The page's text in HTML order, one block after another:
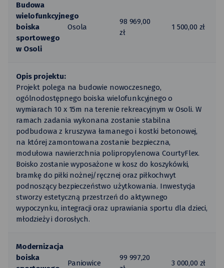
Budowa
wielofunkcyjnego
boiska
sportowego
w Osoli
Osola
98 969,00
zł
1 500,00 zł
Opis projektu:
Projekt polega na budowie nowoczesnego,
ogólnodostępnego boiska wielofunkcyjnego o
wymiarach 10 x 15m na terenie rekreacyjnym w Osoli. W
ramach zadania wykonana zostanie stabilna
podbudowa z kruszywa łamanego i kostki betonowej,
na której zamontowana zostanie bezpieczna,
modułowa nawierzchnia polipropylenowa CourtyFlex.
Boisko zostanie wyposażone w kosz do koszykówki,
bramkę do piłki nożnej/ręcznej oraz piłkochwyt
podnoszący bezpieczeństwo użytkowania. Inwestycja
stworzy estetyczną przestrzeń do aktywnego
wypoczynku, integracji oraz uprawiania sportu dla dzieci,
młodzieży i dorosłych.
Modernizacja
boiska
Paniowice
99 997,20
3 000,00 zł